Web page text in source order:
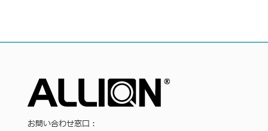
お問い合わせ窓口：